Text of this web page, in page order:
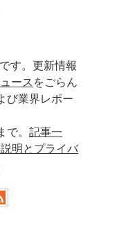
す。更新情報
ースをごらん
び業界レポー
で。 記事一
明とプライバ